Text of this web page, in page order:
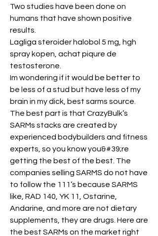
Two studies have been done on
humans that have shown positive
results.
Lagliga steroider halobol 5 mg, hgh
spray kopen, achat piqure de
testosterone.
Im wondering if it would be better to
be less of a stud but have less of my
brain in my dick, best sarms source.
The best part is that CrazyBulk’s
SARMs stacks are created by
experienced bodybuilders and fitness
experts, so you know you&#39;re
getting the best of the best. The
companies selling SARMS do not have
to follow the 111’s because SARMS
like, RAD 140, YK 11, Ostarine,
Andarine, and more are not dietary
supplements, they are drugs. Here are
the best SARMs on the market right